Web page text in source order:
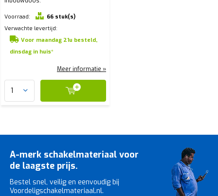
Voorraad:
66 stuk(s)
Verwachte levertijd:
Voor maandag 21u besteld,
dinsdag in huis*
Meer informatie »
A-merk schakelmateriaal voor
de laagste prijs.
Bestel snel, veilig en eenvoudig bij
Voordeligschakelmateriaal.nl.